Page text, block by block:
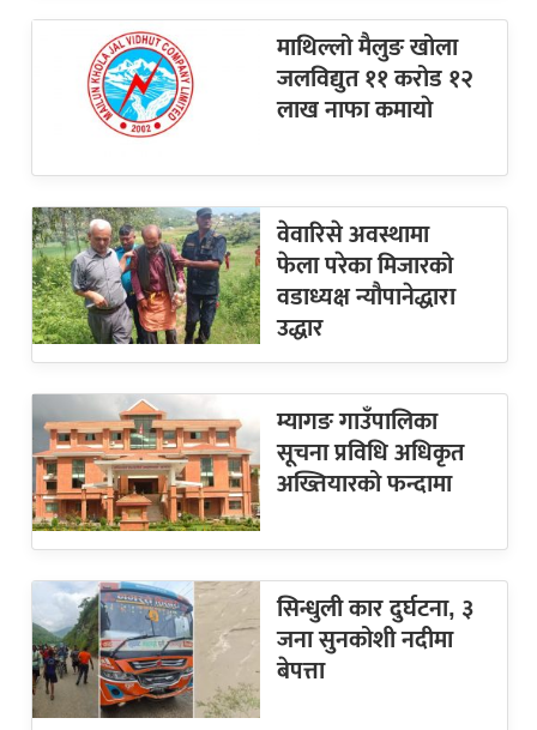
माथिल्लो मैलुङ खोला
जलविद्युत ११ करोड १२
लाख नाफा कमायाे
वेवारिसे अवस्थामा
फेला परेका मिजारको
वडाध्यक्ष न्यौपानेद्धारा
उद्धार
म्यागङ गाउँपालिका
सूचना प्रविधि अधिकृत
अख्तियारको फन्दामा
सिन्धुली कार दुर्घटना, ३
जना सुनकोशी नदीमा
बेपत्ता